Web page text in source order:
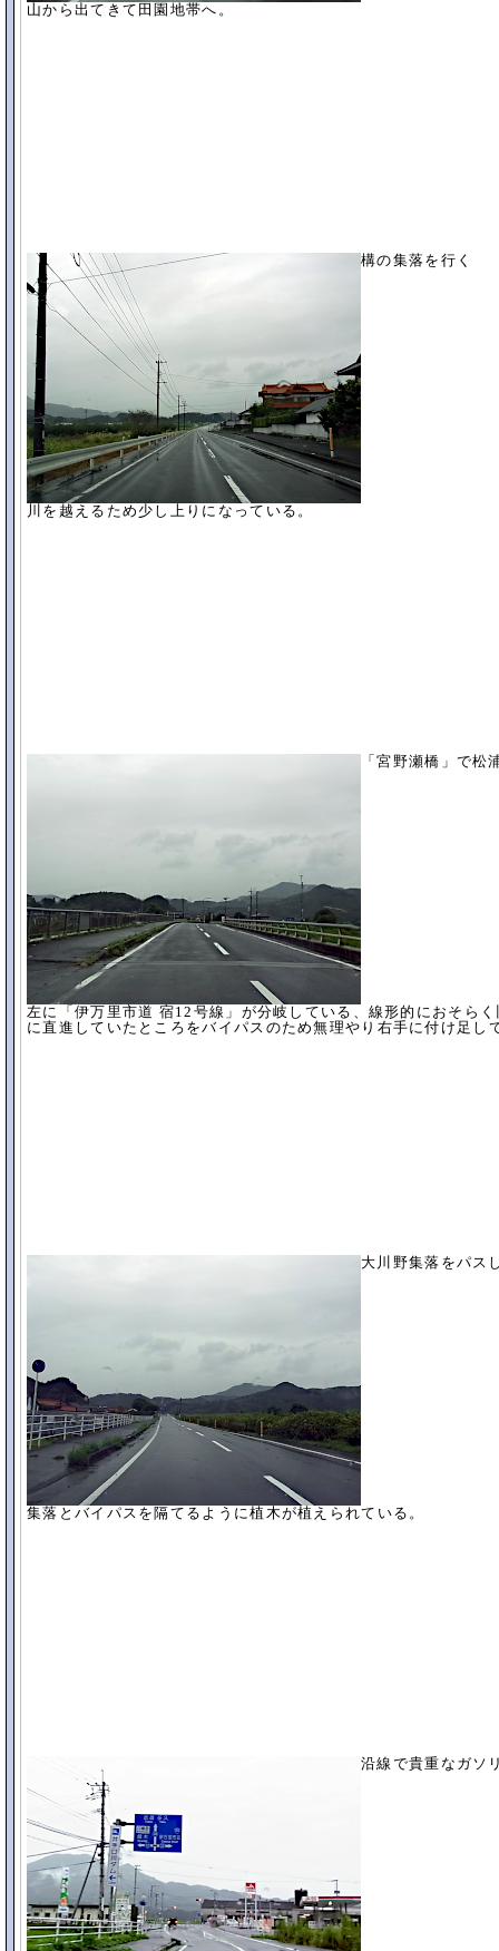
山から出てきて田園地帯へ。
構の集落を行く
川を越えるため少し上りになっている。
「宮野瀬橋」で松
左に「伊万里市道 宿12号線」が分岐している、線形的におそら
に直進していたところをバイパスのため無理やり右手に付け足し
大川野集落をパス
集落とバイパスを隔てるように植木が植えられている。
沿線で貴重なガソ